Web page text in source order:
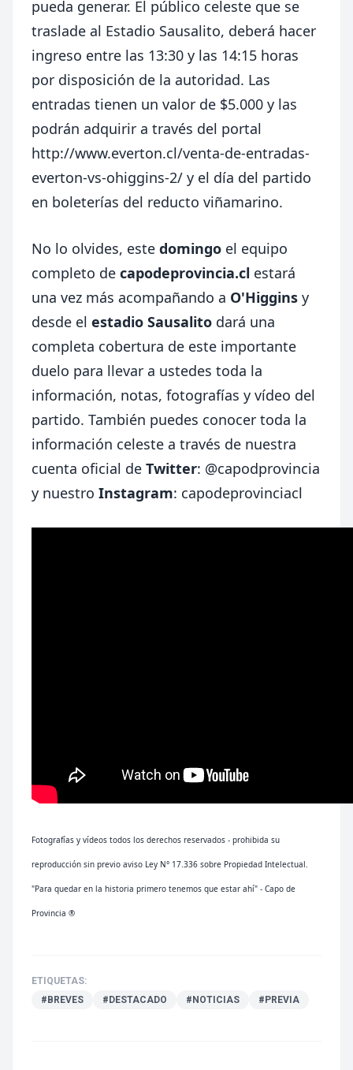
pueda generar. El público celeste que se
traslade al Estadio Sausalito, deberá hacer
ingreso entre las 13:30 y las 14:15 horas
por disposición de la autoridad. Las
entradas tienen un valor de $5.000 y las
podrán adquirir a través del portal
http://www.everton.cl/venta-de-entradas-
everton-vs-ohiggins-2/ y el día del partido
en boleterías del reducto viñamarino.
No lo olvides, este domingo el equipo
completo de capodeprovincia.cl estará
una vez más acompañando a O'Higgins y
desde el estadio Sausalito dará una
completa cobertura de este importante
duelo para llevar a ustedes toda la
información, notas, fotografías y vídeo del
partido. También puedes conocer toda la
información celeste a través de nuestra
cuenta oficial de Twitter: @capodprovincia
y nuestro Instagram: capodeprovinciacl
Fotografías y vídeos todos los derechos reservados - prohibida su
reproducción sin previo aviso Ley N° 17.336 sobre Propiedad Intelectual.
"Para quedar en la historia primero tenemos que estar ahí" - Capo de
Provincia ®
ETIQUETAS:
#BREVES
#DESTACADO #NOTICIAS #PREVIA